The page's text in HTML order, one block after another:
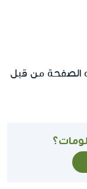
الصفحة من قبل